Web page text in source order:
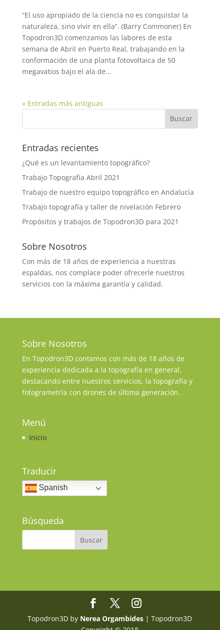
“El uso apropiado de la ciencia no es conquistar la
naturaleza, sino vivir en ella”. (Barry Commoner) En
Topodron3D comenzamos las labores de esta
semana de Abril en Puerto Real, trabajando en la
conformación de una planta fotovoltaica de 50
megavatios bajo el ala de...
« Entradas más antiguas
Entradas recientes
¿Qué es un levantamiento topográfico?
Trabajo Topografía Abril 2021
Trabajo de nuestro equipo topográfico en Andalucía
Trabajo topografía y taller de nivelación Febrero
Propósitos y trabajos de Topodron3D para 2021
Sobre Nosotros
Con más de 18 años de experiencia a nuestras
espaldas, nos complace poder ofrecerle nuestros
servicios con la máxima garantía y calidad.
Sobre Nosotros
En Topodron3D contamos con más de 18 años de
experiencia dedicada a la topografía en general,
destacando entre nuestros servicios, la topografía y
fotogrametría con drones de última generación.
Menú
Inicio
Traducir
Spanish
Búsqueda
Topodron3D by Nerea Orgambides | Topodron3D